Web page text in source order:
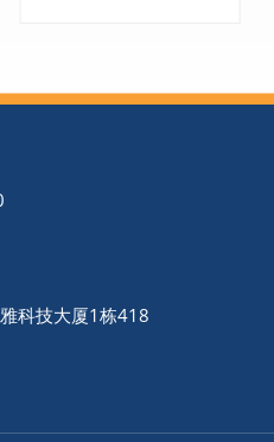
科技大厦1栋418